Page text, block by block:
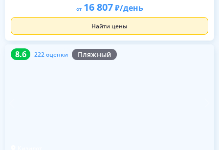
от 16 807 /день
Найти цены
8.6 222 оценки Пляжный
8.6 222 оценки